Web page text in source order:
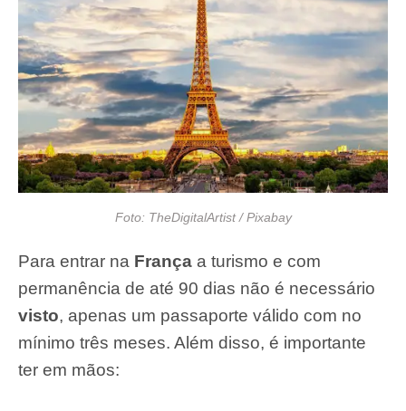
Foto: TheDigitalArtist / Pixabay
Para entrar na França a turismo e com
permanência de até 90 dias não é necessário
visto, apenas um passaporte válido com no
mínimo três meses. Além disso, é importante
ter em mãos: